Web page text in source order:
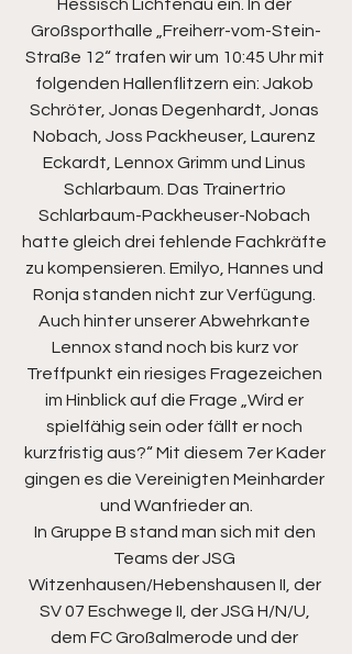
Hessisch Lichtenau ein. In der
Großsporthalle „Freiherr-vom-Stein-
Straße 12“ trafen wir um 10:45 Uhr mit
folgenden Hallenflitzern ein: Jakob
Schröter, Jonas Degenhardt, Jonas
Nobach, Joss Packheuser, Laurenz
Eckardt, Lennox Grimm und Linus
Schlarbaum. Das Trainertrio
Schlarbaum-Packheuser-Nobach
hatte gleich drei fehlende Fachkräfte
zu kompensieren. Emilyo, Hannes und
Ronja standen nicht zur Verfügung.
Auch hinter unserer Abwehrkante
Lennox stand noch bis kurz vor
Treffpunkt ein riesiges Fragezeichen
im Hinblick auf die Frage „Wird er
spielfähig sein oder fällt er noch
kurzfristig aus?“ Mit diesem 7er Kader
gingen es die Vereinigten Meinharder
und Wanfrieder an.
In Gruppe B stand man sich mit den
Teams der JSG
Witzenhausen/Hebenshausen II, der
SV 07 Eschwege II, der JSG H/N/U,
dem FC Großalmerode und der